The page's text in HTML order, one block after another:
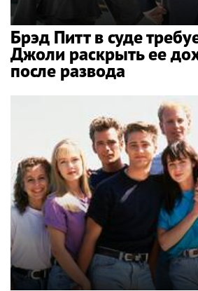
Брэд Питт в суде
Джоли раскрыть ее
после развода